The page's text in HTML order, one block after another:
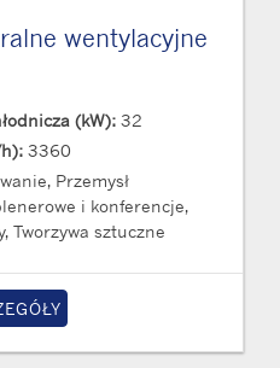
wentylacyjne
(kW): 32
3360
Przemysł
i konferencje,
Tworzywa sztuczne